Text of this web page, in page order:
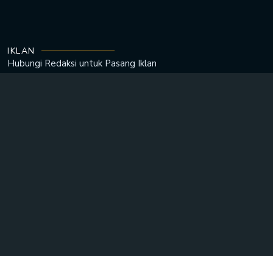
IKLAN
Hubungi Redaksi untuk Pasang Iklan